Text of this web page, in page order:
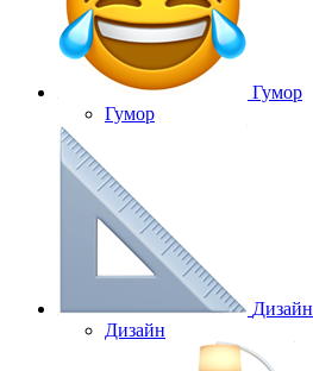
Гумор
Гумор
Дизайн
Дизайн